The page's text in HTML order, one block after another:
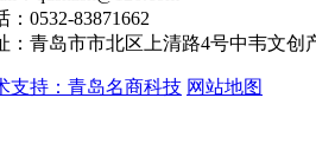
：0532-83871662
：青岛市市北区上清路4号中韦文创
支持：青岛名商科技 网站地图